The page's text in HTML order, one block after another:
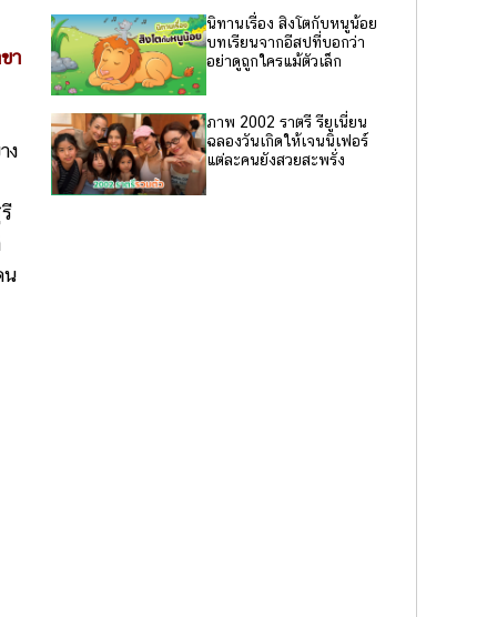
า
ง
น
นิทานเรื่อง สิงโตกับหนูน้อย
บทเรียนจากอีสปที่บอกว่า
อย่าดูถูกใครแม้ตัวเล็ก
ภาพ 2002 ราตรี รียูเนี่ยน
ฉลองวันเกิดให้เจนนิเฟอร์
แต่ละคนยังสวยสะพรั่ง